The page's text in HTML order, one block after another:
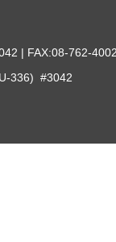
| FAX:08-762-
336) #3042